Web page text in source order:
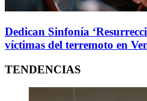
Dedican Sinfonía
víctimas del terremoto en
TENDENCIAS